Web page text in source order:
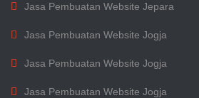
Jasa Pembuatan Website Jepara
Jasa Pembuatan Website Jogja
Jasa Pembuatan Website Jogja
Jasa Pembuatan Website Jogja